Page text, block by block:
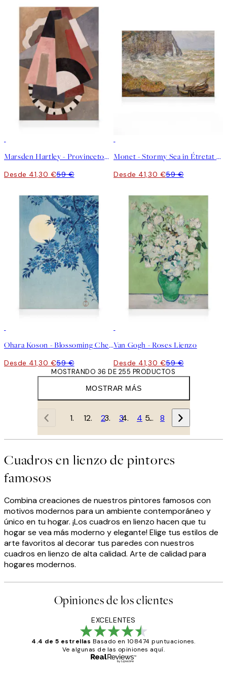
Marsden Hartley - Provincetown Lienzo
Desde 41,30 €59 €
Monet - Stormy Sea in Étretat Lienzo
Desde 41,30 €59 €
Ohara Koson - Blossoming Cherry on a Moonlit Night Lienzo
Desde 41,30 €59 €
Van Gogh - Roses Lienzo
Desde 41,30 €59 €
MOSTRAR MÁS
MOSTRANDO 36 DE 255 PRODUCTOS
1 2 3 4 … 8
Cuadros en lienzo de pintores
famosos
Combina creaciones de nuestros pintores famosos con
motivos modernos para un ambiente contemporáneo y
único en tu hogar. ¡Los cuadros en lienzo hacen que tu
hogar se vea más moderno y elegante! Elige tus estilos de
arte favoritos al decorar tus paredes con nuestros
cuadros en lienzo de alta calidad. Arte de calidad para
hogares modernos.
Opiniones de los clientes
EXCELENTES
4.4 de 5 estrellas Basado en 108474 puntuaciones.
Ve algunas de las opiniones aquí.